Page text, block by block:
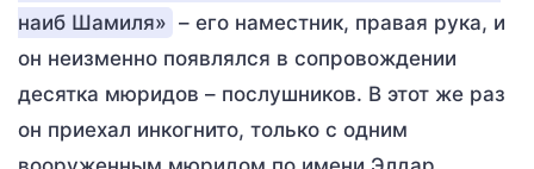
наиб Шамиля» – его наместник, правая рука, и
он неизменно появлялся в сопровождении
десятка мюридов – послушников. В этот же раз
он приехал инкогнито, только с одним